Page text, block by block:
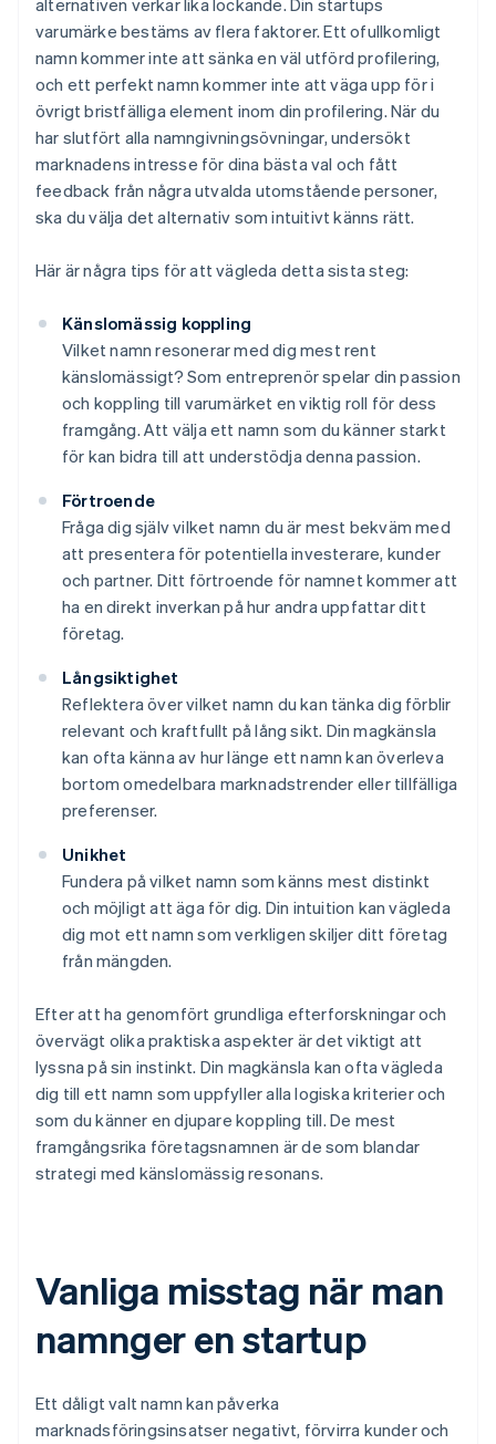
alternativen verkar lika lockande. Din startups
varumärke bestäms av flera faktorer. Ett ofullkomligt
namn kommer inte att sänka en väl utförd profilering,
och ett perfekt namn kommer inte att väga upp för i
övrigt bristfälliga element inom din profilering. När du
har slutfört alla namngivningsövningar, undersökt
marknadens intresse för dina bästa val och fått
feedback från några utvalda utomstående personer,
ska du välja det alternativ som intuitivt känns rätt.
Här är några tips för att vägleda detta sista steg:
Känslomässig koppling
Vilket namn resonerar med dig mest rent
känslomässigt? Som entreprenör spelar din passion
och koppling till varumärket en viktig roll för dess
framgång. Att välja ett namn som du känner starkt
för kan bidra till att understödja denna passion.
Förtroende
Fråga dig själv vilket namn du är mest bekväm med
att presentera för potentiella investerare, kunder
och partner. Ditt förtroende för namnet kommer att
ha en direkt inverkan på hur andra uppfattar ditt
företag.
Långsiktighet
Reflektera över vilket namn du kan tänka dig förblir
relevant och kraftfullt på lång sikt. Din magkänsla
kan ofta känna av hur länge ett namn kan överleva
bortom omedelbara marknadstrender eller tillfälliga
preferenser.
Unikhet
Fundera på vilket namn som känns mest distinkt
och möjligt att äga för dig. Din intuition kan vägleda
dig mot ett namn som verkligen skiljer ditt företag
från mängden.
Efter att ha genomfört grundliga efterforskningar och
övervägt olika praktiska aspekter är det viktigt att
lyssna på sin instinkt. Din magkänsla kan ofta vägleda
dig till ett namn som uppfyller alla logiska kriterier och
som du känner en djupare koppling till. De mest
framgångsrika företagsnamnen är de som blandar
strategi med känslomässig resonans.
Vanliga misstag när man
namnger en startup
Ett dåligt valt namn kan påverka
marknadsföringsinsatser negativt, förvirra kunder och